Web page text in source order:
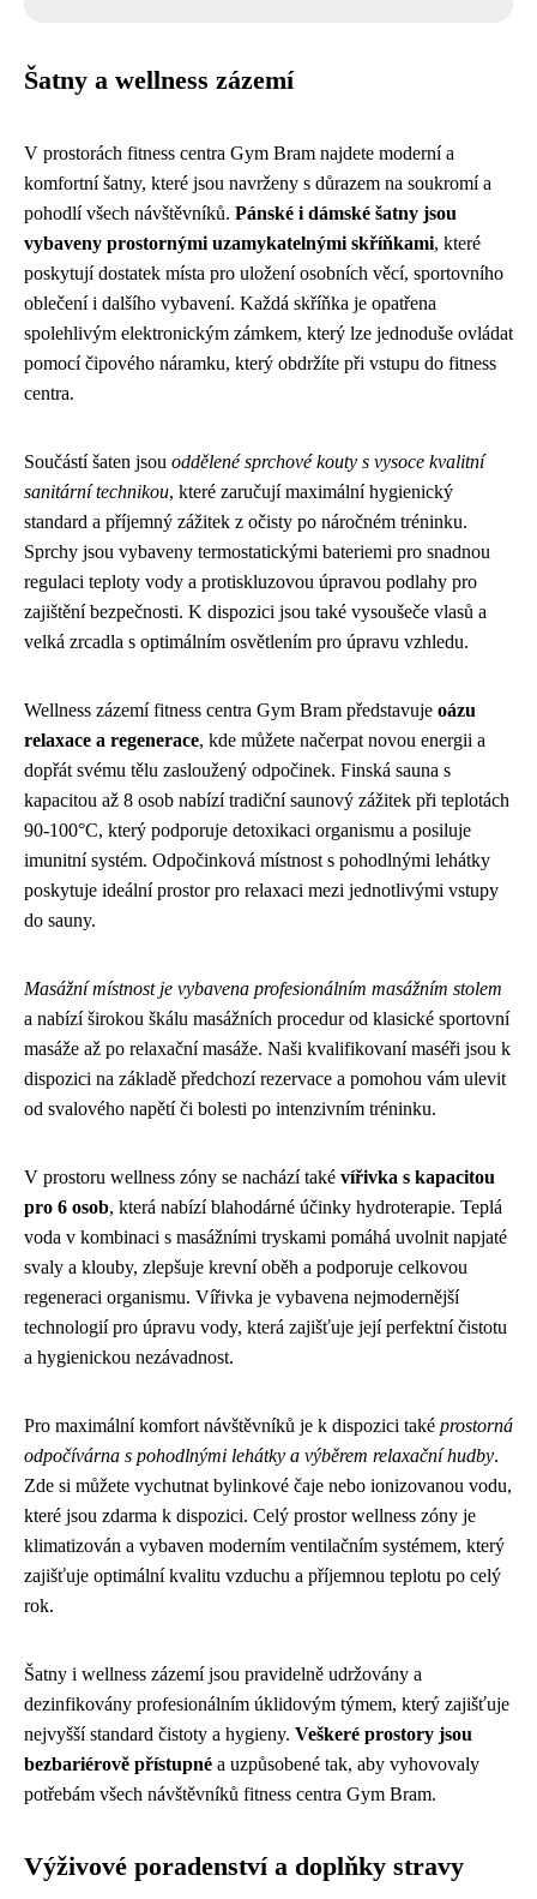
Šatny a wellness zázemí
V prostorách fitness centra Gym Bram najdete moderní a
komfortní šatny, které jsou navrženy s důrazem na soukromí a
pohodlí všech návštěvníků. Pánské i dámské šatny jsou
vybaveny prostornými uzamykatelnými skříňkami, které
poskytují dostatek místa pro uložení osobních věcí, sportovního
oblečení i dalšího vybavení. Každá skříňka je opatřena
spolehlivým elektronickým zámkem, který lze jednoduše ovládat
pomocí čipového náramku, který obdržíte při vstupu do fitness
centra.
Součástí šaten jsou oddělené sprchové kouty s vysoce kvalitní
sanitární technikou, které zaručují maximální hygienický
standard a příjemný zážitek z očisty po náročném tréninku.
Sprchy jsou vybaveny termostatickými bateriemi pro snadnou
regulaci teploty vody a protiskluzovou úpravou podlahy pro
zajištění bezpečnosti. K dispozici jsou také vysoušeče vlasů a
velká zrcadla s optimálním osvětlením pro úpravu vzhledu.
Wellness zázemí fitness centra Gym Bram představuje oázu
relaxace a regenerace, kde můžete načerpat novou energii a
dopřát svému tělu zasloužený odpočinek. Finská sauna s
kapacitou až 8 osob nabízí tradiční saunový zážitek při teplotách
90-100°C, který podporuje detoxikaci organismu a posiluje
imunitní systém. Odpočinková místnost s pohodlnými lehátky
poskytuje ideální prostor pro relaxaci mezi jednotlivými vstupy
do sauny.
Masážní místnost je vybavena profesionálním masážním stolem
a nabízí širokou škálu masážních procedur od klasické sportovní
masáže až po relaxační masáže. Naši kvalifikovaní maséři jsou k
dispozici na základě předchozí rezervace a pomohou vám ulevit
od svalového napětí či bolesti po intenzivním tréninku.
V prostoru wellness zóny se nachází také vířivka s kapacitou
pro 6 osob, která nabízí blahodárné účinky hydroterapie. Teplá
voda v kombinaci s masážními tryskami pomáhá uvolnit napjaté
svaly a klouby, zlepšuje krevní oběh a podporuje celkovou
regeneraci organismu. Vířivka je vybavena nejmodernější
technologií pro úpravu vody, která zajišťuje její perfektní čistotu
a hygienickou nezávadnost.
Pro maximální komfort návštěvníků je k dispozici také prostorná
odpočívárna s pohodlnými lehátky a výběrem relaxační hudby.
Zde si můžete vychutnat bylinkové čaje nebo ionizovanou vodu,
které jsou zdarma k dispozici. Celý prostor wellness zóny je
klimatizován a vybaven moderním ventilačním systémem, který
zajišťuje optimální kvalitu vzduchu a příjemnou teplotu po celý
rok.
Šatny i wellness zázemí jsou pravidelně udržovány a
dezinfikovány profesionálním úklidovým týmem, který zajišťuje
nejvyšší standard čistoty a hygieny. Veškeré prostory jsou
bezbariérově přístupné a uzpůsobené tak, aby vyhovovaly
potřebám všech návštěvníků fitness centra Gym Bram.
Výživové poradenství a doplňky stravy